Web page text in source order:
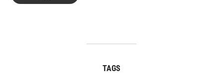
TAGS